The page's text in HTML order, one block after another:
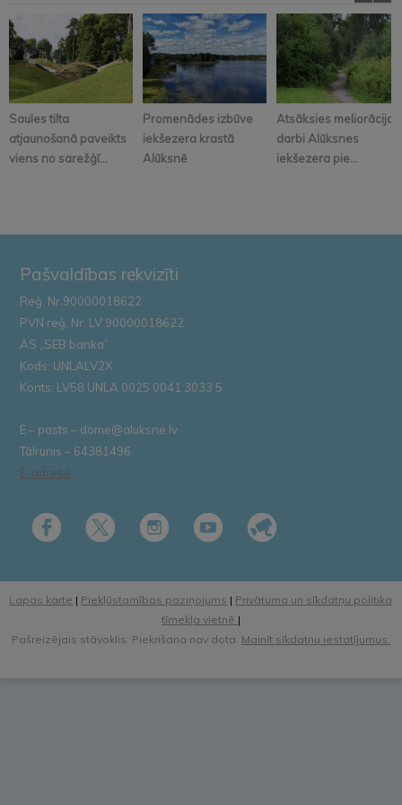
Saules tilta
atjaunošanā paveikts
viens no sarežģī...
Promenādes izbūve
iekšezera krastā
Alūksnē
Atsāksies meliorācijas
darbi Alūksnes
iekšezera pie...
Pašvaldības rekvizīti
Reģ. Nr.90000018622
PVN reģ. Nr. LV 90000018622
AS „SEB banka”
Kods: UNLALV2X
Konts: LV58 UNLA 0025 0041 3033 5
E – pasts – dome@aluksne.lv
Tālrunis – 64381496
E-adrese
Lapas karte | Piekļūstamības paziņojums | Privātuma un sīkdatņu politika
tīmekļa vietnē |
Pašreizējais stāvoklis: Piekrišana nav dota. Mainīt sīkdatņu iestatījumus.